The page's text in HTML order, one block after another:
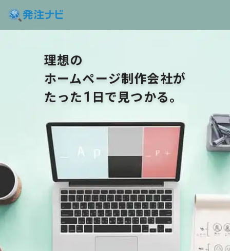
理想の
ホームページ制作会社が
たった1 日で見つかる。